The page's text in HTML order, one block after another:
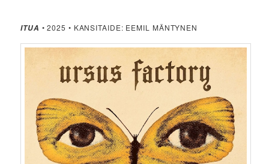
ITUA • 2025 • KANSITAIDE: EEMIL MÄNTYNEN